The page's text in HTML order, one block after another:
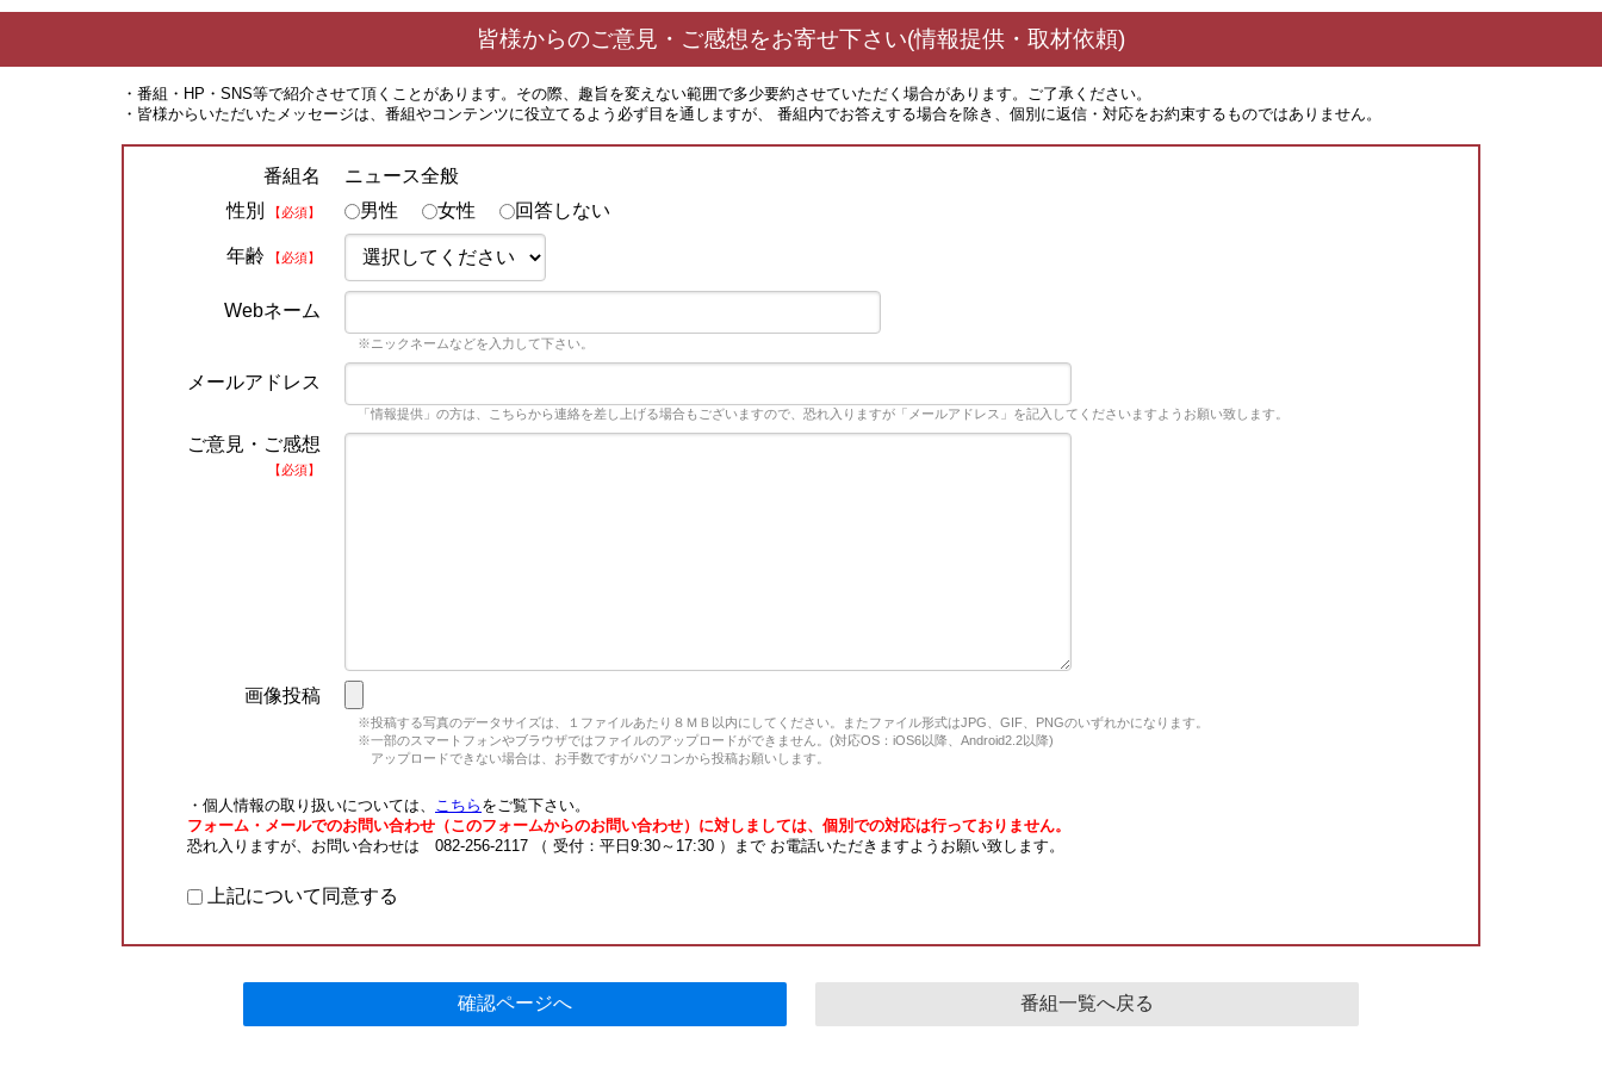
皆様からのご意見・ご感想をお寄せ下さい(情報提供・取材依頼)
・番組・HP・SNS等で紹介させて頂くことがあります。その際、趣旨を変えない範囲で多少要約させていただく場合があります。ご了承ください。
・皆様からいただいたメッセージは、番組やコンテンツに役立てるよう必ず目を通しますが、 番組内でお答えする場合を除き、個別に返信・対応をお約束するものではありません。
番組名
ニュース全般
性別
【必須】 男性 女性 回答しない
年齢 【必須】
Webネーム
※ニックネームなどを入力して下さい。
メールアドレス
「情報提供」の方は、こちらから連絡を差し上げる場合もございますので、恐れ入りますが「メールアドレス」を記入してくださいますようお願い致します。
ご意見・ご感想
【必須】
画像投稿
※投稿する写真のデータサイズは、１ファイルあたり８ＭＢ以内にしてください。またファイル形式はJPG、GIF、PNGのいずれかになります。
※一部のスマートフォンやブラウザではファイルのアップロードができません。(対応OS：iOS6以降、Android2.2以降)
アップロードできない場合は、お手数ですがパソコンから投稿お願いします。
・個人情報の取り扱いについては、 こちら をご覧下さい。
フォーム・メールでのお問い合わせ（このフォームからのお問い合わせ）に対しましては、個別での対応は行っておりません。
恐れ入りますが、お問い合わせは 082-256-2117 （ 受付：平日9:30～17:30 ）まで お電話いただきますようお願い致します。
上記について同意する
確認ページへ 番組一覧へ戻る